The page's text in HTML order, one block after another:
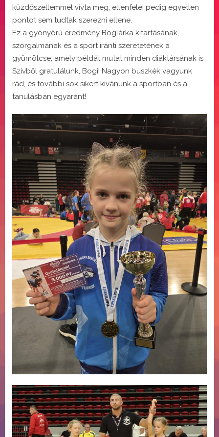
küzdőszellemmel vívta meg, ellenfelei pedig egyetlen
pontot sem tudtak szerezni ellene.
Ez a gyönyörű eredmény Boglárka kitartásának,
szorgalmának és a sport iránti szeretetének a
gyümölcse, amely példát mutat minden diáktársának is.
Szívből gratulálunk, Bogi! Nagyon büszkék vagyunk
rád, és további sok sikert kívánunk a sportban és a
tanulásban egyaránt!